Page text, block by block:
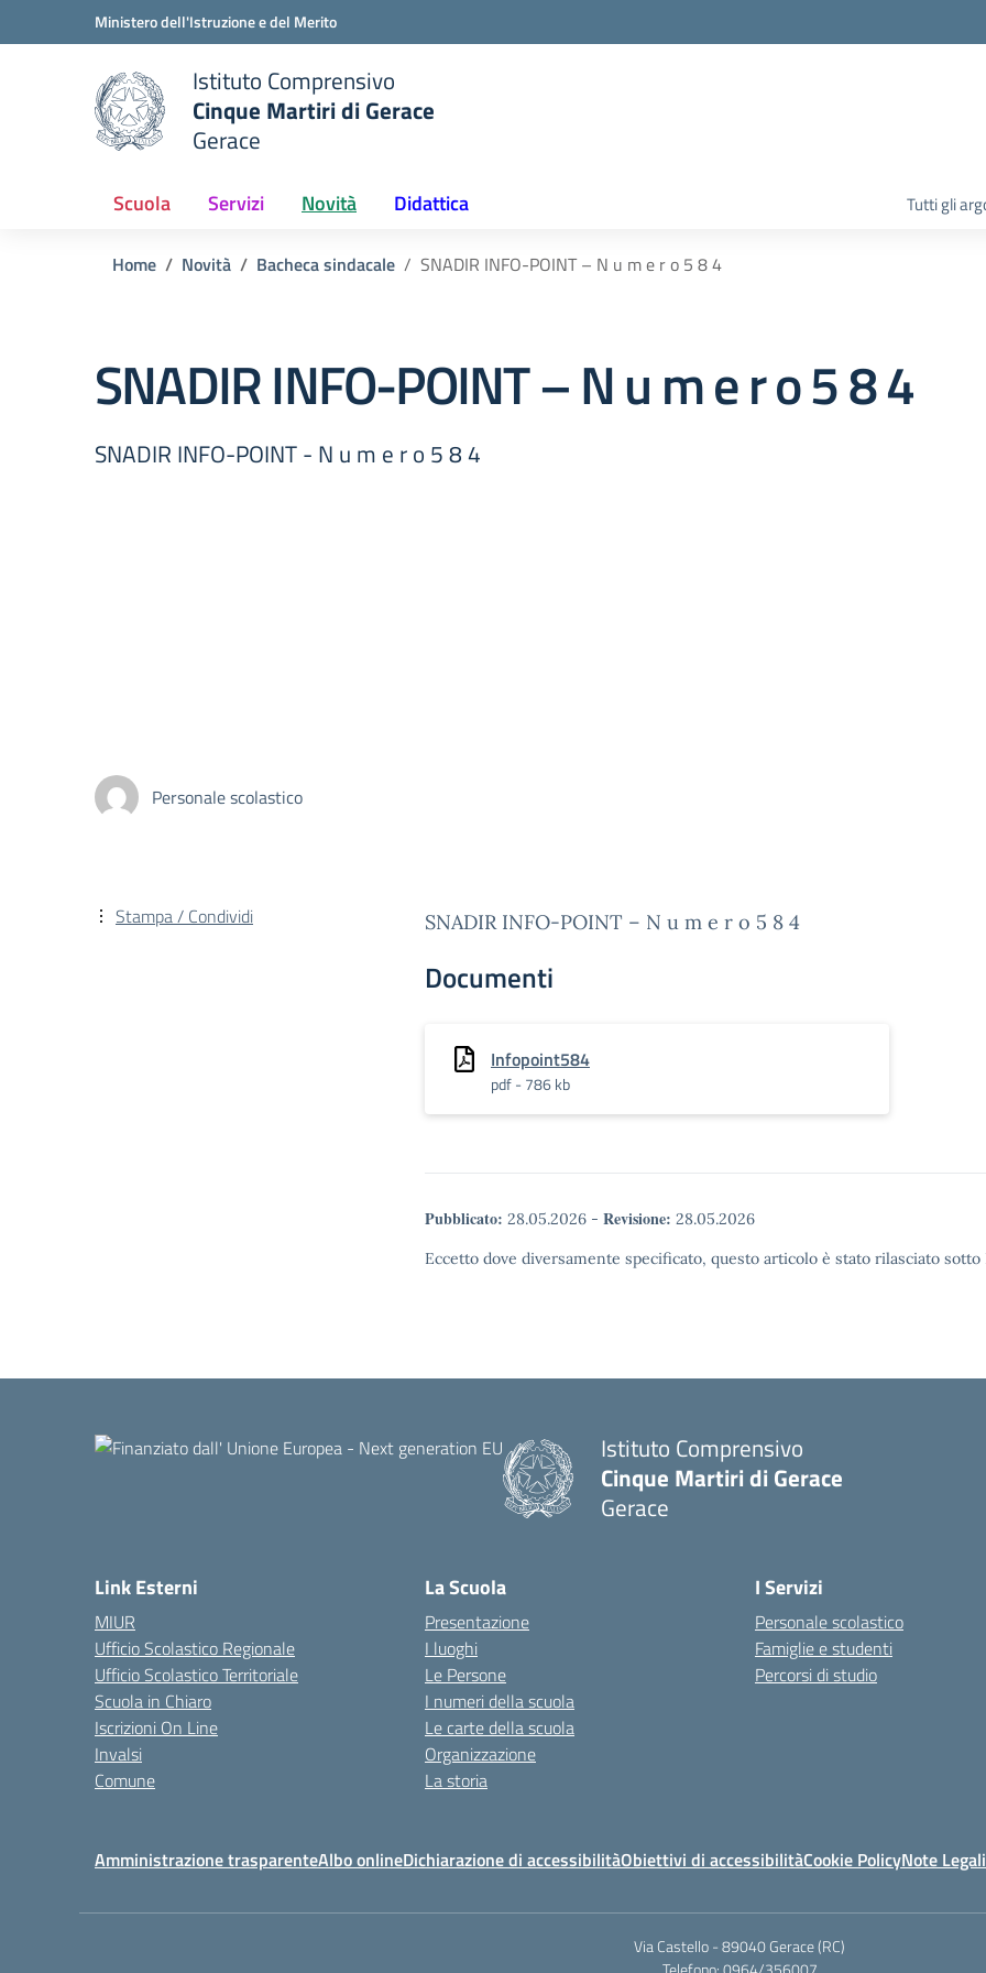
Vai ai contenuti
Vai al menu di navigazioneMinistero dell'Istruzione e del Merito
scuola
Istituto Comprensivo
Cinque Martiri di Gerace
Gerace
Scuola Servizi Novità Didattica Tutti gli
Home Novità Bacheca sindacale SNADIR INFO-POINT – N u m e r o 5 8 4
SNADIR INFO-POINT – N u m e r o 5 8 4
SNADIR INFO-POINT - N u m e r o 5 8 4
Personale scolastico
SNADIR INFO-POINT – N u m e r o 5 8 4
Documenti
Infopoint584
pdf - 786 kb
Pubblicato: 28.05.2026 - Revisione: 28.05.2026
Eccetto dove diversamente specificato, questo articolo è stato rilasciato
Stampa / Condividi
Istituto Comprensivo
Cinque Martiri di Gerace
Gerace
Link Esterni
MIUR
Ufficio Scolastico Regionale
Ufficio Scolastico Territoriale
Scuola in Chiaro
Iscrizioni On Line
Invalsi
Comune
La Scuola
Presentazione
I luoghi
Le Persone
I numeri della scuola
Le carte della scuola
Organizzazione
La storia
I Servizi
Personale scolastico
Famiglie e studenti
Percorsi di studio
Amministrazione trasparenteAlbo onlineDichiarazione di accessibilitàObiettivi di accessibilitàCookie PolicyNote Legali
Via Castello - 89040 Gerace (RC)